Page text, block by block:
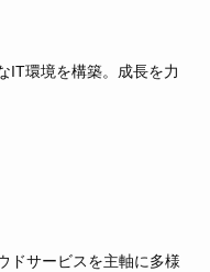
IT環境を構築。成長を力
ドサービスを主軸に多様